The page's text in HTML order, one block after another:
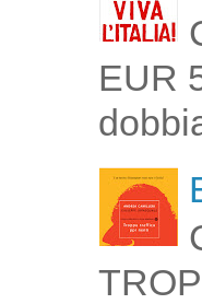
EUR